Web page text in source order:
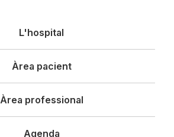
L'hospital
Àrea pacient
Àrea professional
Agenda